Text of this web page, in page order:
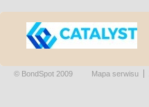
© BondSpot 2009 Mapa serwisu